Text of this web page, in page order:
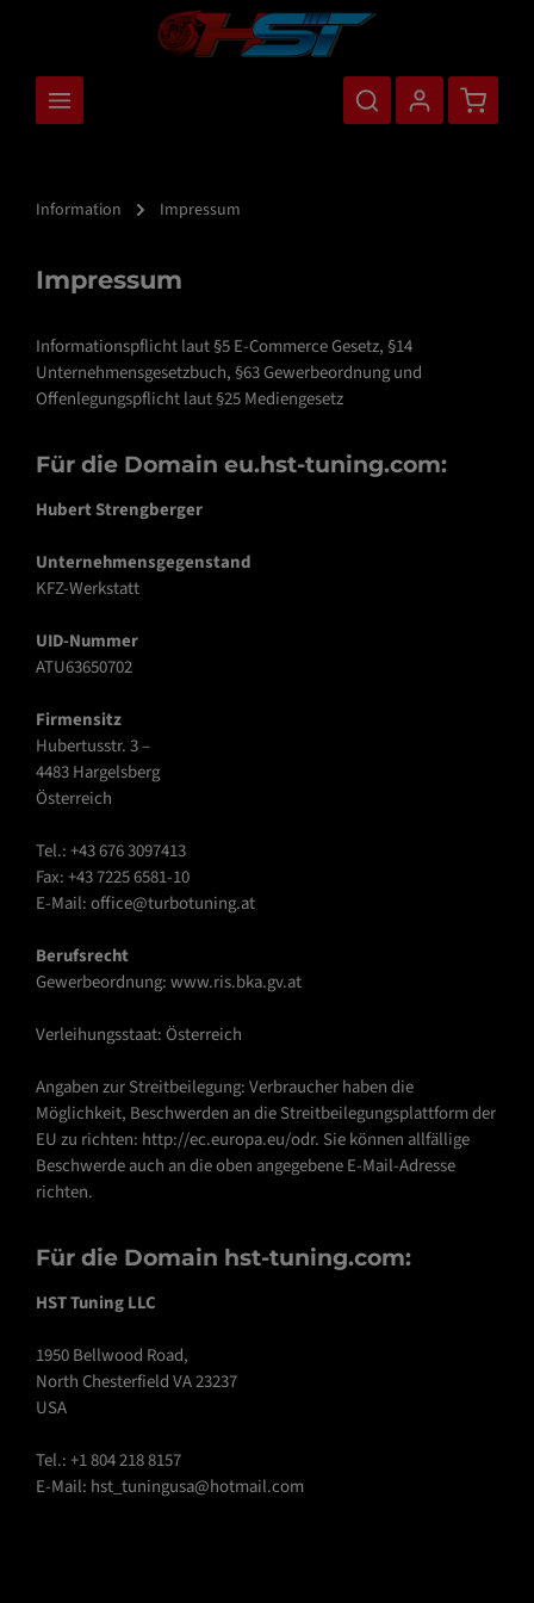
Information Impressum
Impressum
Informationspflicht laut §5 E-Commerce Gesetz, §14
Unternehmensgesetzbuch, §63 Gewerbeordnung und
Offenlegungspflicht laut §25 Mediengesetz
Für die Domain eu.hst-tuning.com:
Hubert Strengberger
Unternehmensgegenstand
KFZ-Werkstatt
UID-Nummer
ATU63650702
Firmensitz
Hubertusstr. 3 –
4483 Hargelsberg
Österreich
Tel.: +43 676 3097413
Fax: +43 7225 6581-10
E-Mail: office@turbotuning.at
Berufsrecht
Gewerbeordnung: www.ris.bka.gv.at
Verleihungsstaat: Österreich
Angaben zur Streitbeilegung: Verbraucher haben die
Möglichkeit, Beschwerden an die Streitbeilegungsplattform der
EU zu richten: http://ec.europa.eu/odr. Sie können allfällige
Beschwerde auch an die oben angegebene E-Mail-Adresse
richten.
Für die Domain hst-tuning.com:
HST Tuning LLC
1950 Bellwood Road,
North Chesterfield VA 23237
USA
Tel.: +1 804 218 8157
E-Mail: hst_tuningusa@hotmail.com